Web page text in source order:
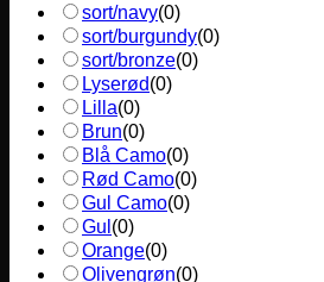
sort/navy(0)
sort/burgundy(0)
sort/bronze(0)
Lyserød(0)
Lilla(0)
Brun(0)
Blå Camo(0)
Rød Camo(0)
Gul Camo(0)
Gul (0)
Orange(0)
Olivengrøn(0)